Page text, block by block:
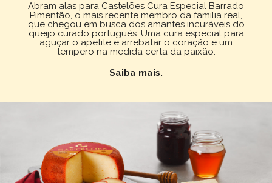
Abram alas para Castelões Cura Especial Barrado
Pimentão, o mais recente membro da família real,
que chegou em busca dos amantes incuráveis do
queijo curado português. Uma cura especial para
aguçar o apetite e arrebatar o coração e um
tempero na medida certa da paixão.
Saiba mais.